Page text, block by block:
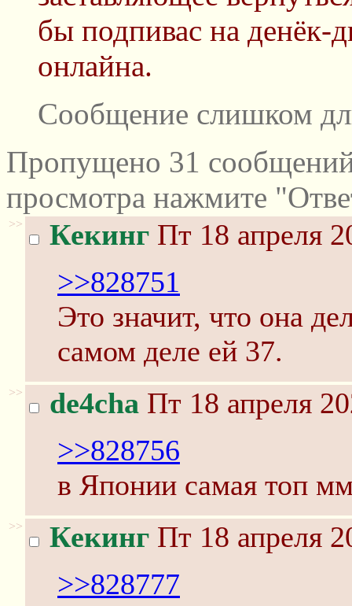
бы подпивас на денёк-
онлайна.
Сообщение слишком
Пропущено 31
просмотра нажмите
>> Кекинг Пт 18 апреля
>>828751
Это значит, что она
самом деле ей 37.
>> de4cha Пт 18 апреля
>>828756
в Японии самая топ
>> Кекинг Пт 18 апреля
>>828777